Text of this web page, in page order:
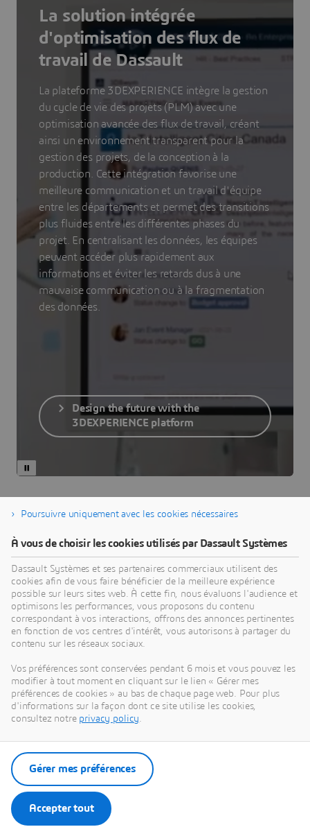
La solution intégrée
d'optimisation des flux de
travail de Dassault
La plateforme 3DEXPERIENCE intègre la gestion
du cycle de vie des projets (PLM) avec une
optimisation avancée des flux de travail, créant
ainsi un environnement transparent pour la
gestion des projets, de la conception à la
production. Cette intégration favorise une
meilleure communication et un travail d'équipe
entre les départements et permet des transitions
plus fluides entre les différentes phases du
projet. En centralisant les données, les équipes
peuvent accéder plus rapidement aux
informations et éviter les retards dus à une
mauvaise communication ou à la fragmentation
des données.
Design the future with the
3DEXPERIENCE platform
Logiciels de gestion de projet et de
gestion des tâches
La gestion des tâches et la gestion de projet sont liées,
mais diffèrent par leur portée et leur objectif.
La gestion des tâchesconsiste à gérer des tâches
ou des activités individuelles, généralement axées
sur des tâches plus petites. Elle implique la
création de listes de tâches, l'attribution de
responsabilités, la fixation de délais et le suivi de
l'avancement de tâches spécifiques. L'objectif de
la gestion des tâches est de s'assurer que ces
Poursuivre uniquement avec les cookies nécessaires
À vous de choisir les cookies utilisés par Dassault Systèmes
Dassault Systèmes et ses partenaires commerciaux utilisent des
cookies afin de vous faire bénéficier de la meilleure expérience
possible sur leurs sites web. À cette fin, nous évaluons l'audience et
optimisons les performances, vous proposons du contenu
correspondant à vos interactions, offrons des annonces pertinentes
en fonction de vos centres d'intérêt, vous autorisons à partager du
contenu sur les réseaux sociaux.
Vos préférences sont conservées pendant 6 mois et vous pouvez les
modifier à tout moment en cliquant sur le lien « Gérer mes
préférences de cookies » au bas de chaque page web. Pour plus
d'informations sur la façon dont ce site utilise les cookies,
consultez notre privacy policy.
Accepter tout
Gérer mes préférences